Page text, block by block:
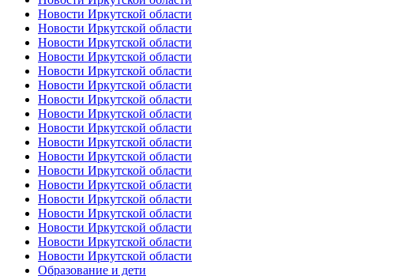
Новости Иркутской области
Новости Иркутской области
Новости Иркутской области
Новости Иркутской области
Новости Иркутской области
Новости Иркутской области
Новости Иркутской области
Новости Иркутской области
Новости Иркутской области
Новости Иркутской области
Новости Иркутской области
Новости Иркутской области
Новости Иркутской области
Новости Иркутской области
Новости Иркутской области
Новости Иркутской области
Новости Иркутской области
Новости Иркутской области
Образование и дети